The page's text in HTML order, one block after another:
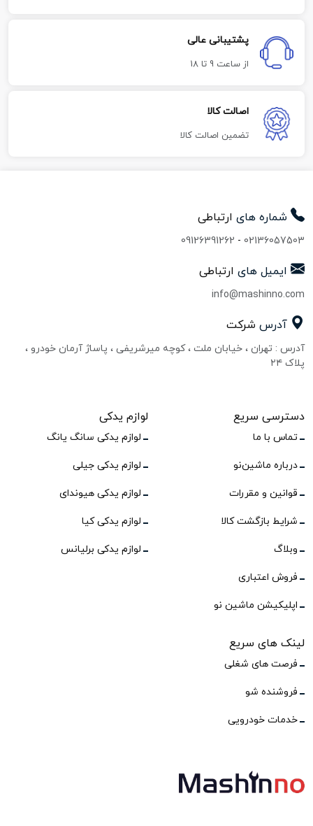
پشتیبانی عالی
از ساعت 9 تا 18
اصالت کالا
تضمین اصالت کالا
شماره های ارتباطی
02136057503
-
09126391262
ایمیل های ارتباطی
info@mashinno.com
آدرس شرکت
آدرس : تهران ، خیابان ملت ، کوچه میرشریفی ، پاساژ آرمان خودرو ،
پلاک ۲۴
دسترسی سریع
تماس با ما
درباره ماشین‌نو
قوانین و مقررات
شرایط بازگشت کالا
وبلاگ
فروش اعتباری
اپلیکیشن ماشین نو
لوازم یدکی
لوازم یدکی سانگ یانگ
لوازم یدکی جیلی
لوازم یدکی هیوندای
لوازم یدکی کیا
لوازم یدکی برلیانس
لینک های سریع
فرصت های شغلی
فروشنده شو
خدمات خودرویی